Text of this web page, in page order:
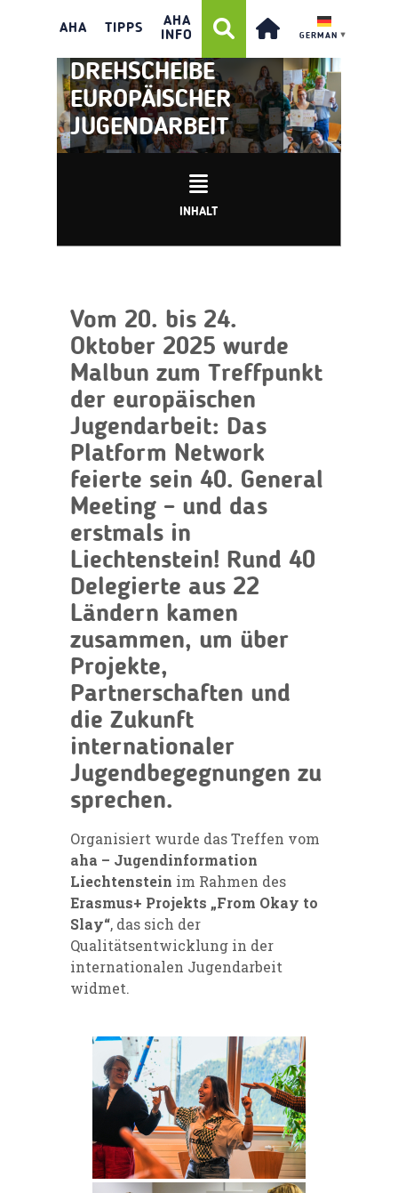
AHA TIPPS
AHA
INFO
GERMAN ▼
LIECHTENSTEIN ALS
DREHSCHEIBE
EUROPÄISCHER
JUGENDARBEIT
INHALT
Vom 20. bis 24.
Oktober 2025 wurde
Malbun zum Treffpunkt
der europäischen
Jugendarbeit: Das
Platform Network
feierte sein 40. General
Meeting – und das
erstmals in
Liechtenstein! Rund 40
Delegierte aus 22
Ländern kamen
zusammen, um über
Projekte,
Partnerschaften und
die Zukunft
internationaler
Jugendbegegnungen zu
sprechen.
Organisiert wurde das Treffen vom
aha – Jugendinformation
Liechtenstein im Rahmen des
Erasmus+ Projekts „From Okay to
Slay“, das sich der
Qualitätsentwicklung in der
internationalen Jugendarbeit
widmet.